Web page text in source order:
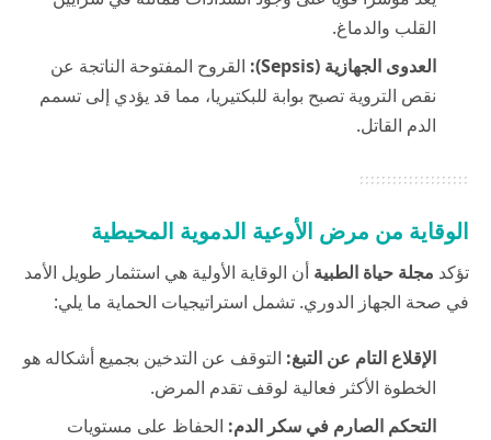
القلب والدماغ.
العدوى الجهازية (Sepsis):
القروح المفتوحة الناتجة عن
نقص التروية تصبح بوابة للبكتيريا، مما قد يؤدي إلى تسمم
الدم القاتل.
الوقاية من مرض الأوعية الدموية المحيطية
تؤكد مجلة حياة الطبية أن الوقاية الأولية هي استثمار طويل الأمد
في صحة الجهاز الدوري. تشمل استراتيجيات الحماية ما يلي:
الإقلاع التام عن التبغ: التوقف عن التدخين بجميع أشكاله هو
الخطوة الأكثر فعالية لوقف تقدم المرض.
التحكم الصارم في سكر الدم: الحفاظ على مستويات